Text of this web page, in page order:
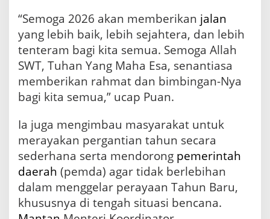
“Semoga 2026 akan memberikan jalan
yang lebih baik, lebih sejahtera, dan lebih
tenteram bagi kita semua. Semoga Allah
SWT, Tuhan Yang Maha Esa, senantiasa
memberikan rahmat dan bimbingan-Nya
bagi kita semua,” ucap Puan.
Ia juga mengimbau masyarakat untuk
merayakan pergantian tahun secara
sederhana serta mendorong pemerintah
daerah (pemda) agar tidak berlebihan
dalam menggelar perayaan Tahun Baru,
khususnya di tengah situasi bencana.